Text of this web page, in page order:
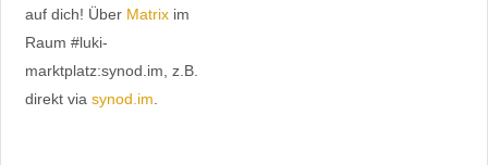
auf dich! Über Matrixim
Raum #luki-
marktplatz:synod.im, z.B.
direkt via synod.im